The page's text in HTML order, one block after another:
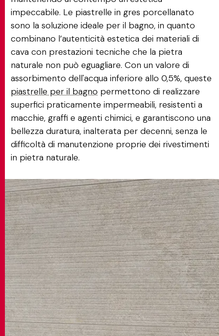
impeccabile. Le piastrelle in gres porcellanato
sono la soluzione ideale per il bagno, in quanto
combinano l’autenticità estetica dei materiali di
cava con prestazioni tecniche che la pietra
naturale non può eguagliare. Con un valore di
assorbimento dell'acqua inferiore allo 0,5%, queste
piastrelle per il bagno permettono di realizzare
superfici praticamente impermeabili, resistenti a
macchie, graffi e agenti chimici, e garantiscono una
bellezza duratura, inalterata per decenni, senza le
difficoltà di manutenzione proprie dei rivestimenti
in pietra naturale.